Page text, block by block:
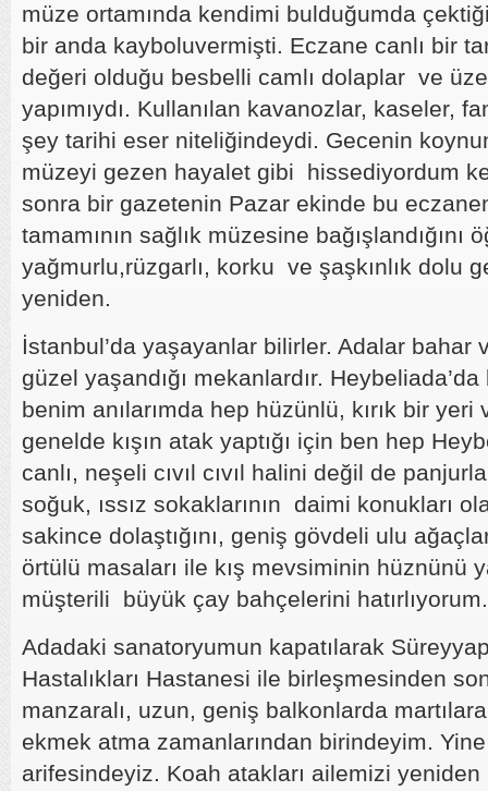
müze ortamında kendimi bulduğumda
bir anda kayboluvermişti. Eczane canlı bir
değeri olduğu besbelli camlı dolaplar ve
yapımıydı. Kullanılan kavanozlar, kaseler,
şey tarihi eser niteliğindeydi. Gecenin
müzeyi gezen hayalet gibi hissediyordum
sonra bir gazetenin Pazar ekinde bu
tamamının sağlık müzesine
yağmurlu,rüzgarlı, korku ve şaşkınlık dolu
yeniden.
İstanbul’da yaşayanlar bilirler. Adalar bahar
güzel yaşandığı mekanlardır.
benim anılarımda hep hüzünlü, kırık bir yeri
genelde kışın atak yaptığı için ben hep
canlı, neşeli cıvıl cıvıl halini değil de
soğuk, ıssız sokaklarının daimi konukları
sakince dolaştığını, geniş gövdeli ulu
örtülü masaları ile kış mevsiminin hüznünü
müşterili büyük çay bahçelerini hatırlıyorum.
Adadaki sanatoryumun kapatılarak
Hastalıkları Hastanesi ile birleşmesinden
manzaralı, uzun, geniş balkonlarda
ekmek atma zamanlarından birindeyim. Yine
arifesindeyiz. Koah atakları ailemizi yeniden